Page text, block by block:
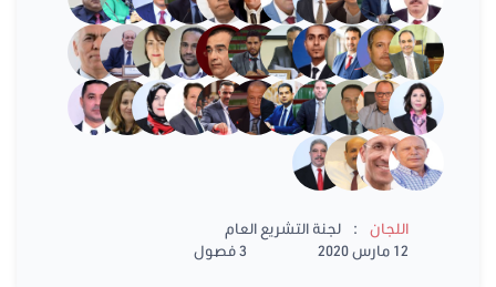
اللجان :
لجنة التشريع العام
12 مارس 2020
3 فصول